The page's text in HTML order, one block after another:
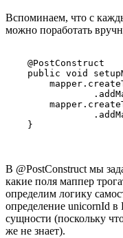
Вспоминаем, что с
можно поработать
    @PostConstruct
public void
    }
В @PostConstruct мы
какие поля маппер
определим логику
определение unicornId
сущности (поскольку
же не знает).